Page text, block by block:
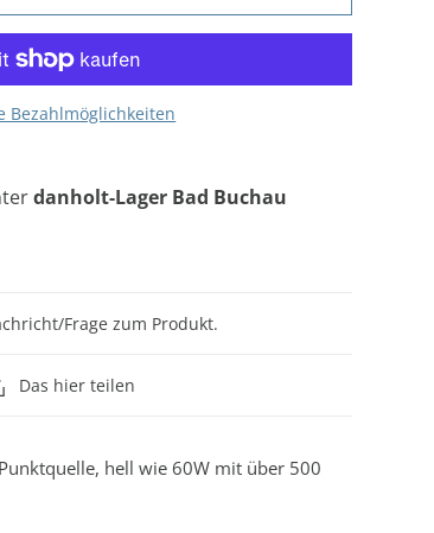
Bezahlmöglichkeiten
danholt-Lager Bad Buchau
Frage zum Produkt.
Das hier teilen
hell wie 60W mit über 500